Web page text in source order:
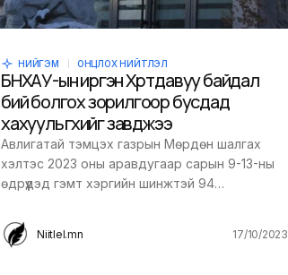
НИЙГЭМ ОНЦЛОХ НИЙТЛЭЛ
БНХАУ-ын иргэн Х өөртөө давуу байдал
бий болгох зорилгоор бусдад
хахууль өгөхийг завджээ
Авлигатай тэмцэх газрын Мөрдөн шалгах
хэлтэс 2023 оны аравдугаар сарын 9-13-ны
өдрүүдэд гэмт хэргийн шинжтэй 94…
Niitlel.mn 17/10/2023